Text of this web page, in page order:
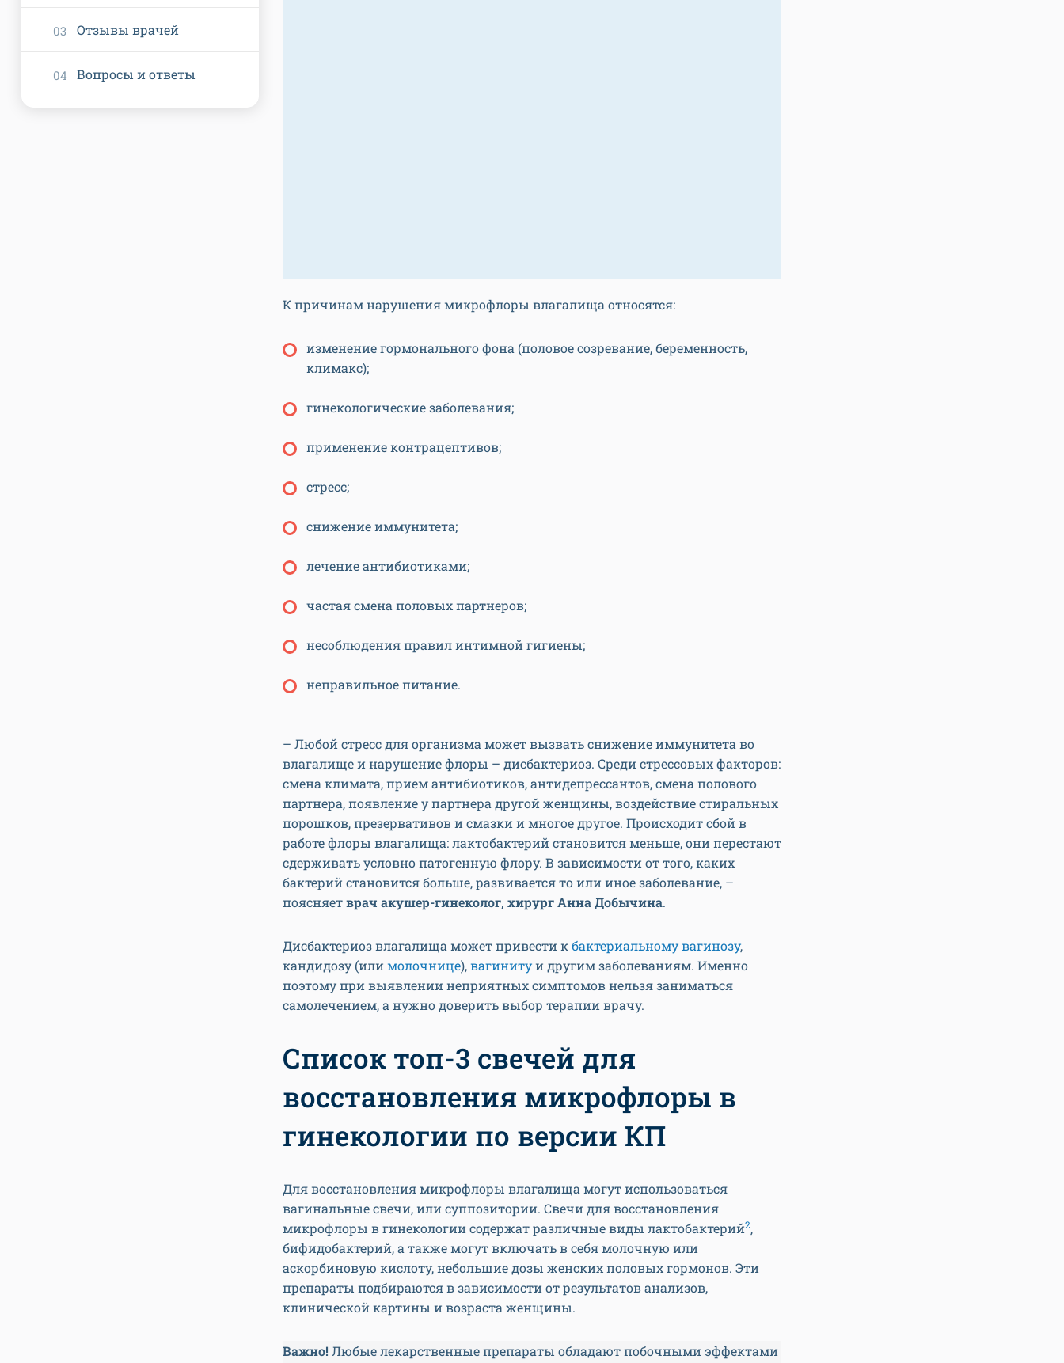
К причинам нарушения микрофлоры влагалища относятся:
изменение гормонального фона (половое созревание, беременность,
климакс);
гинекологические заболевания;
применение контрацептивов;
стресс;
снижение иммунитета;
лечение антибиотиками;
частая смена половых партнеров;
несоблюдения правил интимной гигиены;
неправильное питание.
– Любой стресс для организма может вызвать снижение иммунитета во
влагалище и нарушение флоры – дисбактериоз. Среди стрессовых факторов:
смена климата, прием антибиотиков, антидепрессантов, смена полового
партнера, появление у партнера другой женщины, воздействие стиральных
порошков, презервативов и смазки и многое другое. Происходит сбой в
работе флоры влагалища: лактобактерий становится меньше, они перестают
сдерживать условно патогенную флору. В зависимости от того, каких
бактерий становится больше, развивается то или иное заболевание, –
поясняетврач акушер-гинеколог, хирург Анна Добычина.
Дисбактериоз влагалища может привести к бактериальному вагинозу,
кандидозу (или молочнице),вагинитуи другим заболеваниям. Именно
поэтому при выявлении неприятных симптомов нельзя заниматься
самолечением, а нужно доверить выбор терапии врачу.
Список топ-3 свечей для
восстановления микрофлоры в
гинекологии по версии КП
Для восстановления микрофлоры влагалища могут использоваться
вагинальные свечи, или суппозитории. Свечи для восстановления
микрофлоры в гинекологии содержат различные виды лактобактерий2,
бифидобактерий, а также могут включать в себя молочную или
аскорбиновую кислоту, небольшие дозы женских половых гормонов. Эти
препараты подбираются в зависимости от результатов анализов,
клинической картины и возраста женщины.
Важно! Любые лекарственные препараты обладают побочными эффектами
Отзывы врачей
Вопросы и ответы